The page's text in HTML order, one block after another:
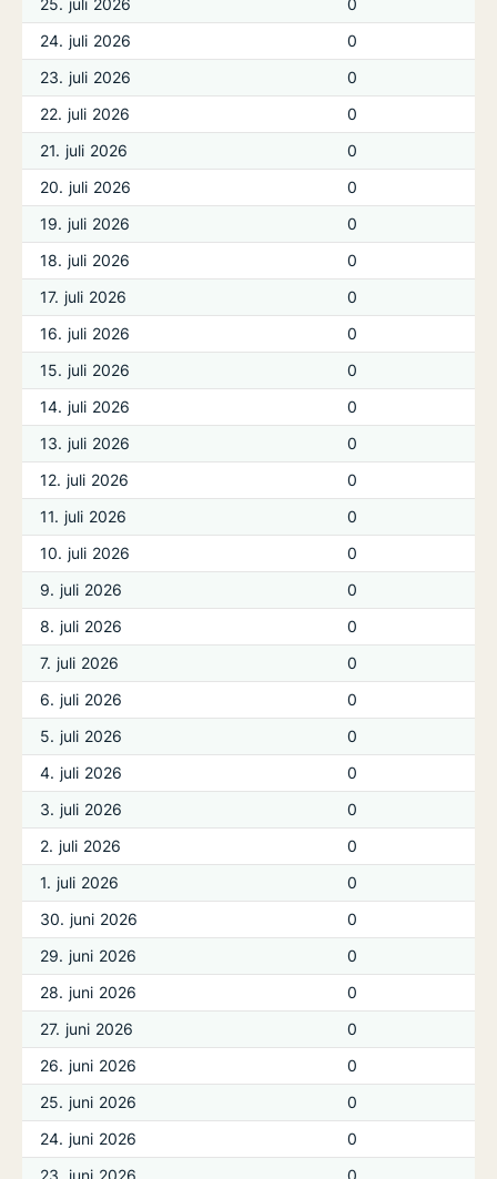
25. juli 2026
0
24. juli 2026
0
23. juli 2026
0
22. juli 2026
0
21. juli 2026
0
20. juli 2026
0
19. juli 2026
0
18. juli 2026
0
17. juli 2026
0
16. juli 2026
0
15. juli 2026
0
14. juli 2026
0
13. juli 2026
0
12. juli 2026
0
11. juli 2026
0
10. juli 2026
0
9. juli 2026
0
8. juli 2026
0
7. juli 2026
0
6. juli 2026
0
5. juli 2026
0
4. juli 2026
0
3. juli 2026
0
2. juli 2026
0
1. juli 2026
0
30. juni 2026
0
29. juni 2026
0
28. juni 2026
0
27. juni 2026
0
26. juni 2026
0
25. juni 2026
0
24. juni 2026
0
23. juni 2026
0